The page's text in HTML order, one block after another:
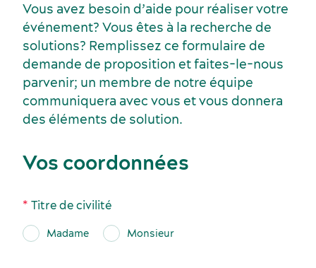
Gastronomie et services alimentaires
Congrès, réunions et expositions
Événements sportifs
Vous avez besoin d’aide pour réaliser votre
événement? Vous êtes à la recherche de
solutions? Remplissez ce formulaire de
demande de proposition et faites-le-nous
parvenir; un membre de notre équipe
communiquera avec vous et vous donnera
des éléments de solution.
Vos coordonnées
Titre de civilité
Madame Monsieur